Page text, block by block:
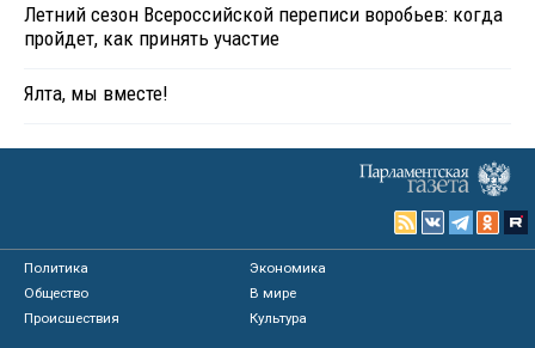
Летний сезон Всероссийской переписи воробьев: когда
пройдет, как принять участие
Ялта, мы вместе!
Политика
Экономика
Общество
В мире
Происшествия
Культура